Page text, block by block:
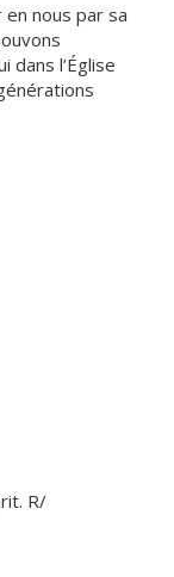
nous par sa
dans l’Église
R/